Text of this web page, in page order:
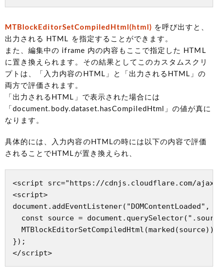
MTBlockEditorSetCompiledHtml(html) を呼び出すと、
出力される HTML を指定することができます。
また、編集中の iframe 内の内容もここで指定した HTML
に置き換えられます。その結果としてこのカスタムスクリ
プトは、「入力内容のHTML」と「出力されるHTML」の
両方で評価されます。
「出力されるHTML」で表示された場合には
「document.body.dataset.hasCompiledHtml」の値が真に
なります。
具体的には、入力内容のHTMLの時には以下の内容で評価
されることでHTMLが置き換えられ、
<script src="https://cdnjs.cloudflare.com/ajax/libs/
<script>
const source =
  MTBlockEditorSetCompiledHtml(marked(source));
});
</script>